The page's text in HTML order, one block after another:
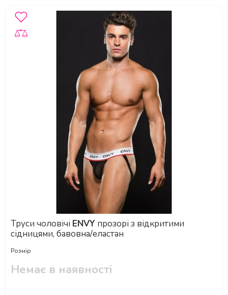
Труси чоловічі ENVY прозорі з відкритими
сідницями, бавовна/еластан
Розмір
Немає в наявності